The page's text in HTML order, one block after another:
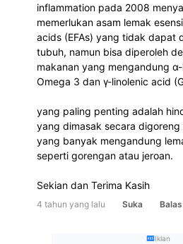
inflammation pada 2008
memerlukan asam lemak
acids (EFAs) yang tidak dapat
tubuh, namun bisa diperoleh
makanan yang mengandung
Omega 3 dan γ-linolenic acid
yang paling penting adalah
yang dimasak secara
yang banyak mengandung
seperti gorengan atau jeroan.
Sekian dan Terima Kasih
4 tahun yang lalu Suka Balas
Iklan